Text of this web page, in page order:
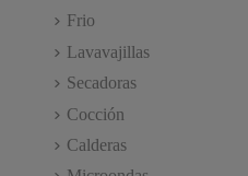
Frio
Lavavajillas
Secadoras
Cocción
Calderas